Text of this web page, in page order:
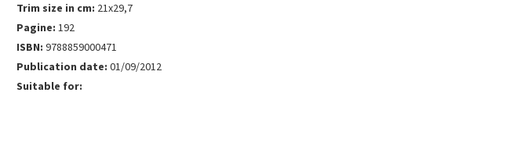
Trim size in cm: 21x29,7
Pagine: 192
ISBN: 9788859000471
Publication date: 01/09/2012
Suitable for: